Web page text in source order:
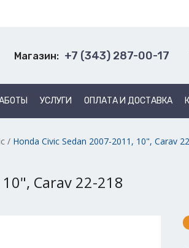
Магазин: +7 (343) 287-00-17
УСЛУГИ ОПЛАТА И ДОСТАВКА
/ Honda Civic Sedan 2007-2011, 10", Carav
Carav 22-218